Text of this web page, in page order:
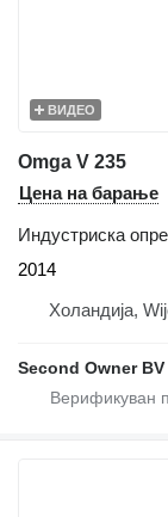
ВИДЕО
Omga V 235
Цена на барање
Индустриска
2014
Холандија,
Second Owner BV